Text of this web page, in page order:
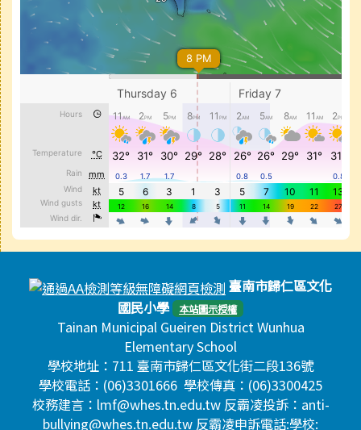
頁尾區域內容
臺南市歸仁區文化
國民小學 本站圖示授權
Tainan Municipal Gueiren District Wunhua
Elementary School
學校地址：711 臺南市歸仁區文化街二段136號
學校電話：(06)3301666 學校傳真：(06)3300425
校務建言：lmf@whes.tn.edu.tw 反霸凌投訴：anti-
bullying@whes.tn.edu.tw 反霸凌申訴電話:學校: